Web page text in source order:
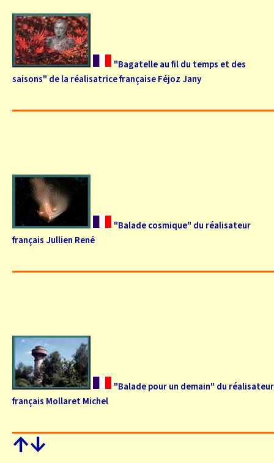
"Bagatelle au fil du temps et des
saisons" de la réalisatrice française Féjoz Jany
"Balade cosmique" du réalisateur
français Jullien René
"Balade pour un demain" du réalisateur
français Mollaret Michel
↑↓